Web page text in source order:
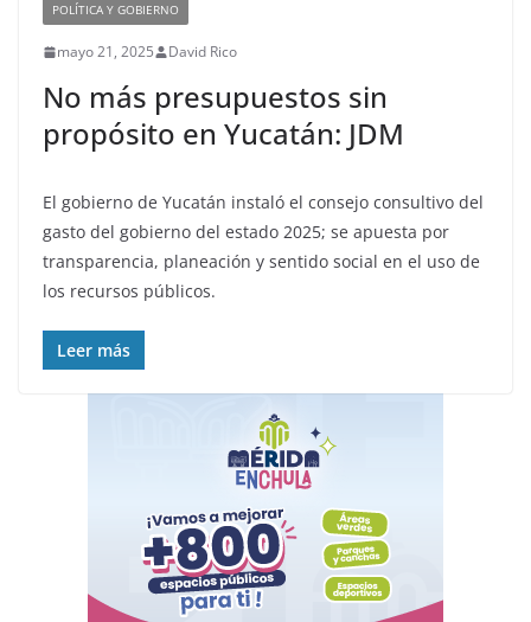
POLÍTICA Y GOBIERNO
mayo 21, 2025 David Rico
No más presupuestos sin
propósito en Yucatán: JDM
El gobierno de Yucatán instaló el consejo consultivo del
gasto del gobierno del estado 2025; se apuesta por
transparencia, planeación y sentido social en el uso de
los recursos públicos.
Leer más